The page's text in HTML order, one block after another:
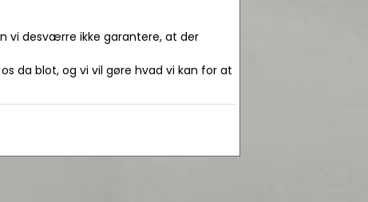
vi desværre ikke garantere, at der
da blot, og vi vil gøre hvad vi kan for at